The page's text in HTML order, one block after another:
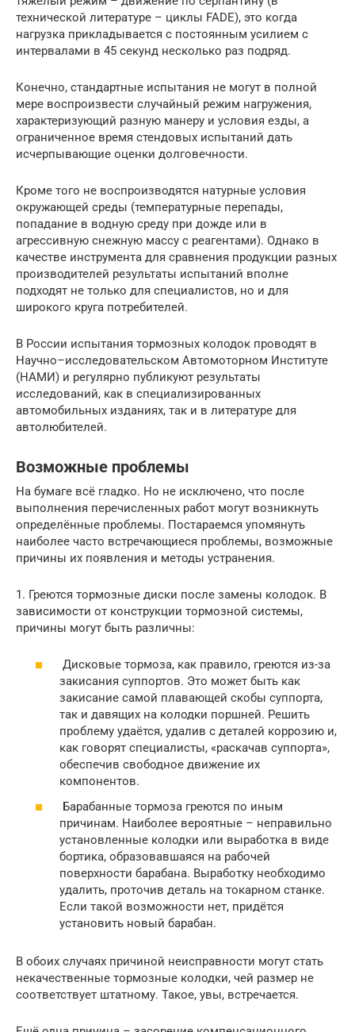
технической литературе – циклы FADE), это когда
нагрузка прикладывается с постоянным усилием c
интервалами в 45 секунд несколько раз подряд.
Конечно, стандартные испытания не могут в полной
мере воспроизвести случайный режим нагружения,
характеризующий разную манеру и условия езды, а
ограниченное время стендовых испытаний дать
исчерпывающие оценки долговечности.
Кроме того не воспроизводятся натурные условия
окружающей среды (температурные перепады,
попадание в водную среду при дожде или в
агрессивную снежную массу с реагентами). Однако в
качестве инструмента для сравнения продукции разных
производителей результаты испытаний вполне
подходят не только для специалистов, но и для
широкого круга потребителей.
В России испытания тормозных колодок проводят в
Научно–исследовательском Автомоторном Институте
(НАМИ) и регулярно публикуют результаты
исследований, как в специализированных
автомобильных изданиях, так и в литературе для
автолюбителей.
Возможные проблемы
На бумаге всё гладко. Но не исключено, что после
выполнения перечисленных работ могут возникнуть
определённые проблемы. Постараемся упомянуть
наиболее часто встречающиеся проблемы, возможные
причины их появления и методы устранения.
1. Греются тормозные диски после замены колодок. В
зависимости от конструкции тормозной системы,
причины могут быть различны:
Дисковые тормоза, как правило, греются из-за
закисания суппортов. Это может быть как
закисание самой плавающей скобы суппорта,
так и давящих на колодки поршней. Решить
проблему удаётся, удалив с деталей коррозию и,
как говорят специалисты, «раскачав суппорта»,
обеспечив свободное движение их
компонентов.
Барабанные тормоза греются по иным
причинам. Наиболее вероятные – неправильно
установленные колодки или выработка в виде
бортика, образовавшаяся на рабочей
поверхности барабана. Выработку необходимо
удалить, проточив деталь на токарном станке.
Если такой возможности нет, придётся
установить новый барабан.
В обоих случаях причиной неисправности могут стать
некачественные тормозные колодки, чей размер не
соответствует штатному. Такое, увы, встречается.